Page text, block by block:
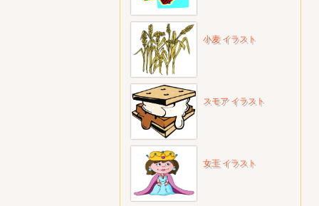
小麦 イラスト
スモア イラスト
女王 イラスト